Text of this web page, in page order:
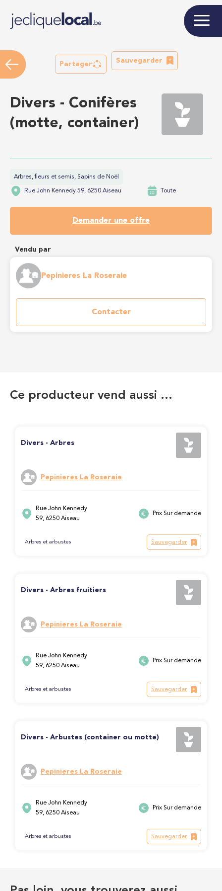
Partager
Sauvegarder
Divers - Conifères
(motte, container)
Arbres, fleurs et semis, Sapins de Noël
Rue John Kennedy 59, 6250 Aiseau Toute
Demander une offre
Vendu par
Pepinieres La Roseraie
Contacter
Ce producteur vend aussi …
Divers - Arbres
Pepinieres La Roseraie
Rue John Kennedy
59, 6250 Aiseau
Prix Sur demande
Arbres et arbustes Sauvegarder
Divers - Arbres fruitiers
Pepinieres La Roseraie
Rue John Kennedy
59, 6250 Aiseau
Prix Sur demande
Arbres et arbustes Sauvegarder
Divers - Arbustes (container ou motte)
Pepinieres La Roseraie
Rue John Kennedy
59, 6250 Aiseau
Prix Sur demande
Arbres et arbustes Sauvegarder